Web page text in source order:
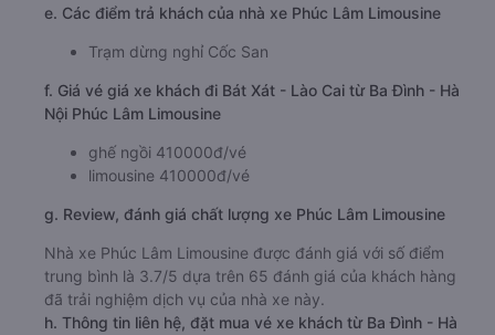
e. Các điểm trả khách của nhà xe Phúc Lâm Limousine
Trạm dừng nghỉ Cốc San
f. Giá vé giá xe khách đi Bát Xát - Lào Cai từ Ba Đình - Hà
Nội Phúc Lâm Limousine
ghế ngồi 410000đ/vé
limousine 410000đ/vé
g. Review, đánh giá chất lượng xe Phúc Lâm Limousine
Nhà xe Phúc Lâm Limousine được đánh giá với số điểm
trung bình là 3.7/5 dựa trên 65 đánh giá của khách hàng
đã trải nghiệm dịch vụ của nhà xe này.
h. Thông tin liên hệ, đặt mua vé xe khách từ Ba Đình - Hà